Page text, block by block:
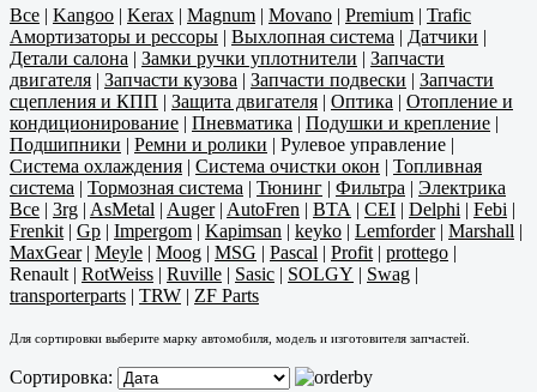
Все | Kangoo | Kerax | Magnum | Movano | Premium | Trafic
Амортизаторы и рессоры | Выхлопная система | Датчики |
Детали салона | Замки ручки уплотнители | Запчасти
двигателя | Запчасти кузова | Запчасти подвески | Запчасти
сцепления и КПП | Защита двигателя | Оптика | Отопление и
кондиционирование | Пневматика | Подушки и крепление |
Подшипники | Ремни и ролики | Рулевое управление |
Система охлаждения | Система очистки окон | Топливная
система | Тормозная система | Тюнинг | Фильтра | Электрика
Все | 3rg | AsMetal | Auger| AutoFren | BTA | CEI | Delphi | Febi |
Frenkit | Gp | Impergom | Kapimsan | keyko | Lemforder| Marshall |
MaxGear| Meyle | Moog | MSG | Pascal | Profit | prottego |
Renault | RotWeiss | Ruville | Sasic | SOLGY | Swag |
transporterparts | TRW | ZF Parts
Для сортировки выберите марку автомобиля, модель и изготовителя запчастей.
Сортировка: